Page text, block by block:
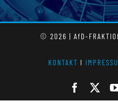
© 2026 | AfD-
KONTAKT l